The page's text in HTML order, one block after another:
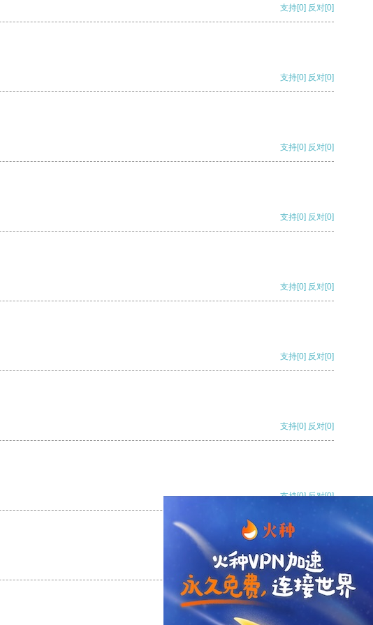
支持[0] 反对[0]
支持[0] 反对[0]
支持[0] 反对[0]
支持[0] 反对[0]
支持[0] 反对[0]
支持[0] 反对[0]
支持[0] 反对[0]
支持[0] 反对[0]
支持[0] 反对